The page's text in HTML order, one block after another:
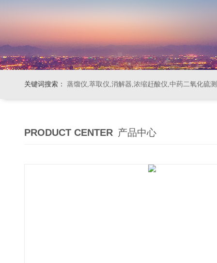
关键词搜索： 蒸馏仪,萃取仪,消解器,浓缩赶酸仪,中药二氧化硫
PRODUCT CENTER 产品中心